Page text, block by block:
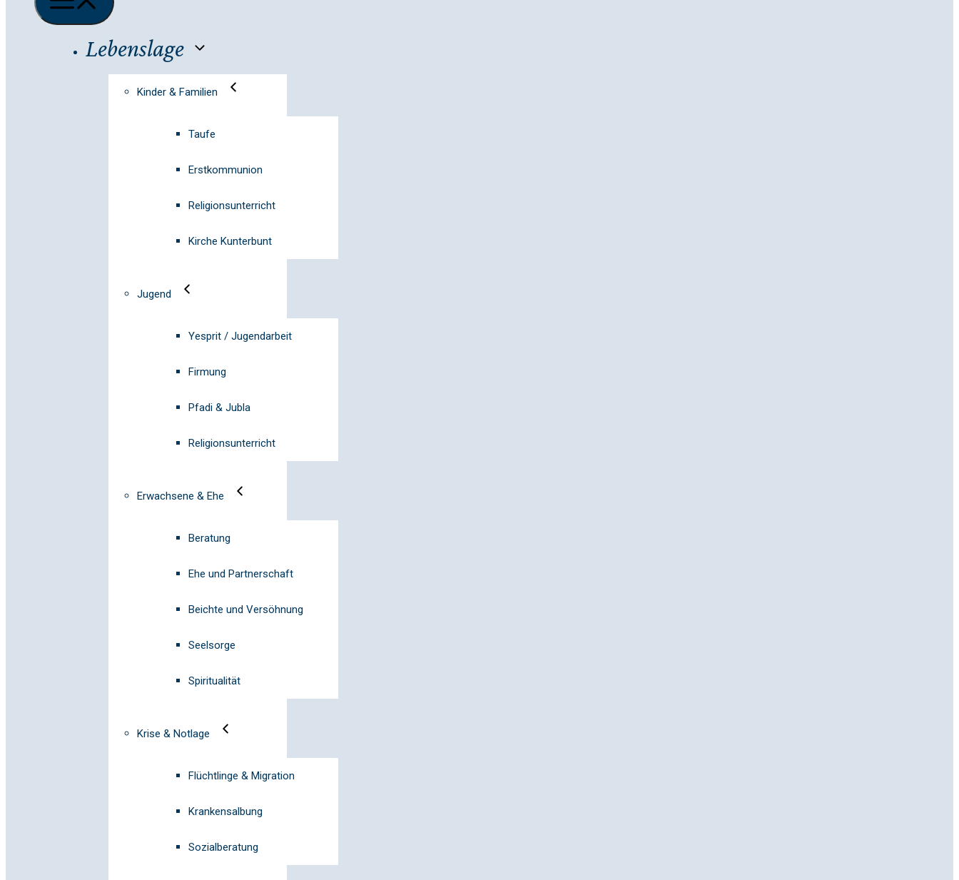
Lebenslage
Kinder & Familien
Taufe
Erstkommunion
Religionsunterricht
Kirche Kunterbunt
Jugend
Yesprit / Jugendarbeit
Firmung
Pfadi & Jubla
Religionsunterricht
Erwachsene & Ehe
Beratung
Ehe und Partnerschaft
Beichte und Versöhnung
Seelsorge
Spiritualität
Krise & Notlage
Flüchtlinge & Migration
Krankensalbung
Sozialberatung